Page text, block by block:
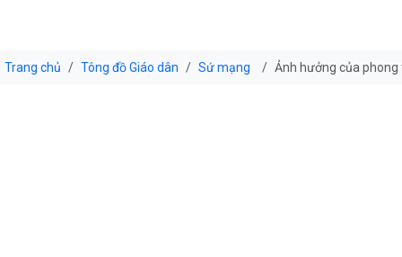
Trang chủ Tông đồ Giáo dân Sứ mạng Ảnh hưởng của phong